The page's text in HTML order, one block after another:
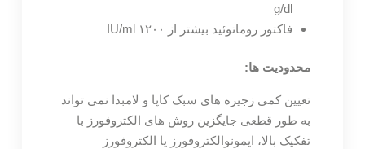
g/dl
فاکتور روماتوئید بیشتر از ۱۲۰۰ IU/ml
محدودیت ها:
تعیین کمی زجیره های سبک کاپا و لامبدا نمی تواند
به طور قطعی جایگزین روش های الکتروفورز با
تفکیک بالا، ایمونوالکتروفورز یا الکتروفورز